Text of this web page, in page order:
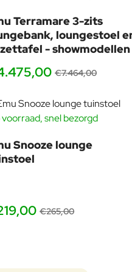
accessoires in dezelfde
vallen pas écht op
Terramare 3-zits
loungestoel
- showmodellen
€7.464,00
snel bezorgd
Snooze lounge
€265,00